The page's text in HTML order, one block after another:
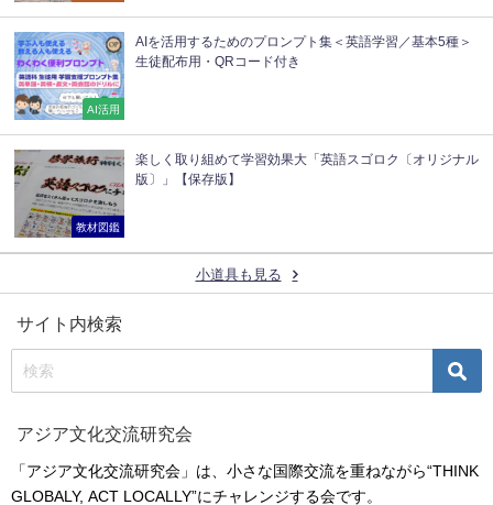
AI活用
AIを活用するためのプロンプト集＜英語学習／基本5種＞
生徒配布用・QRコード付き
教材図鑑
楽しく取り組めて学習効果大「英語スゴロク〔オリジナル
版〕」【保存版】
小道具も見る
サイト内検索
アジア文化交流研究会
「アジア文化交流研究会」は、小さな国際交流を重ねながら“THINK
GLOBALY, ACT LOCALLY”にチャレンジする会です。